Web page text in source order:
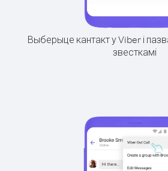
Выберыце кантакт у Viber і
звесткамі